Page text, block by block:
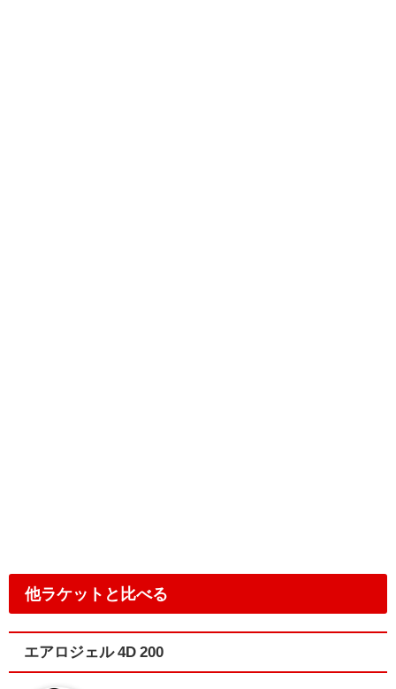
他ラケットと比べる
エアロジェル 4D 200